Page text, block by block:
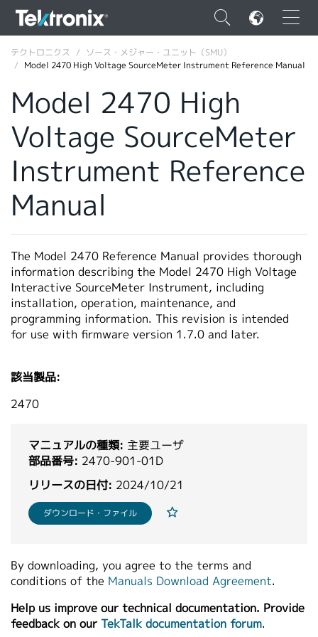
×
ENGLISH
FRANÇAIS
简体中文
日本語
韓国語
繁體中文
テクトロニクス
ソース・メジャー・ユニット（SMU）
Model 2470 High Voltage SourceMeter Instrument Reference Manual
Model 2470 High
Voltage SourceMeter
Instrument Reference
Manual
The Model 2470 Reference Manual provides thorough
information describing the Model 2470 High Voltage
Interactive SourceMeter Instrument, including
installation, operation, maintenance, and
programming information. This revision is intended
for use with firmware version 1.7.0 and later.
該当製品:
2470
マニュアルの種類: 主要ユーザ
部品番号: 2470-901-01D
リリースの日付: 2024/10/21
ダウンロード・ファイル
By downloading, you agree to the terms and
conditions of the Manuals Download Agreement.
Help us improve our technical documentation. Provide
feedback on our TekTalk documentation forum.